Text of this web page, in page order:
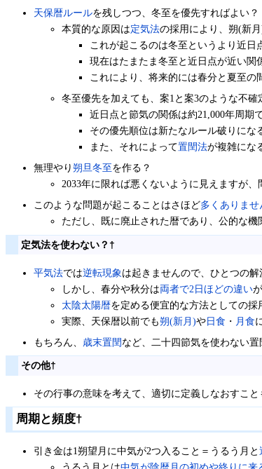
天保暦ルールを残しつつ、冬至を優先すればよい？
本質的な原因は定気法の採用により、朔(新
これが起こるのは冬至というより近日
現在はたまたま冬至と近日点が近い関
これにより、将来的には春分と夏至の
冬至優先を加えても、案1と案3のような不確
近日点と節気の関係は約21,000年周期
その優先順位は新たなルール破りにな
また、それによって置閏法が複雑にな
無理やり朔旦冬至を作る？
2033年に限れば悪くないように見えますが
このような問題が起こることはさほど多くありませ
ただし、既に廃止された暦であり、公的な機
定気法を使わない？ †
平気法では逆転現象は起きませんので、ひとつの解
しかし、春分や秋分は両者で2日ほどの違い
太陰太陽暦を定める便宜的な方法としての採
実際、天保暦以前でも朔(新月)や日食 ・ 月食
もちろん、 歳末置閏など、二十四節気を使わない
その他†
その行事の意味を考えて、適切に定義しなおすこと
周期と頻度†
引き金は1朔望月に中気が2つ入ること＝うるう月と
うるう月とは中気が陰暦月の初めや終りに